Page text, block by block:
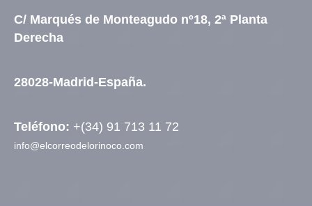
C/ Marqués de Monteagudo nº18, 2ª Planta
Derecha
28028-Madrid-España.
Teléfono: +(34) 91 713 11 72
info@elcorreodelorinoco.com